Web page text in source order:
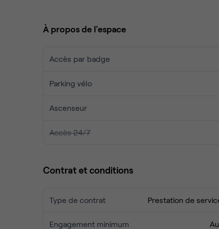
2 Moniteurs étalonnés 27’ BENQ + 1 moniteur
Vous pourrez avoir accès également à un studio
Contactez-nous pour organiser une visite.
À propos de l'espace
Accès par badge
Parking vélo
Ascenseur
Accès 24/7
Contrat et conditions
Type de contrat Prestation de
Engagement minimum